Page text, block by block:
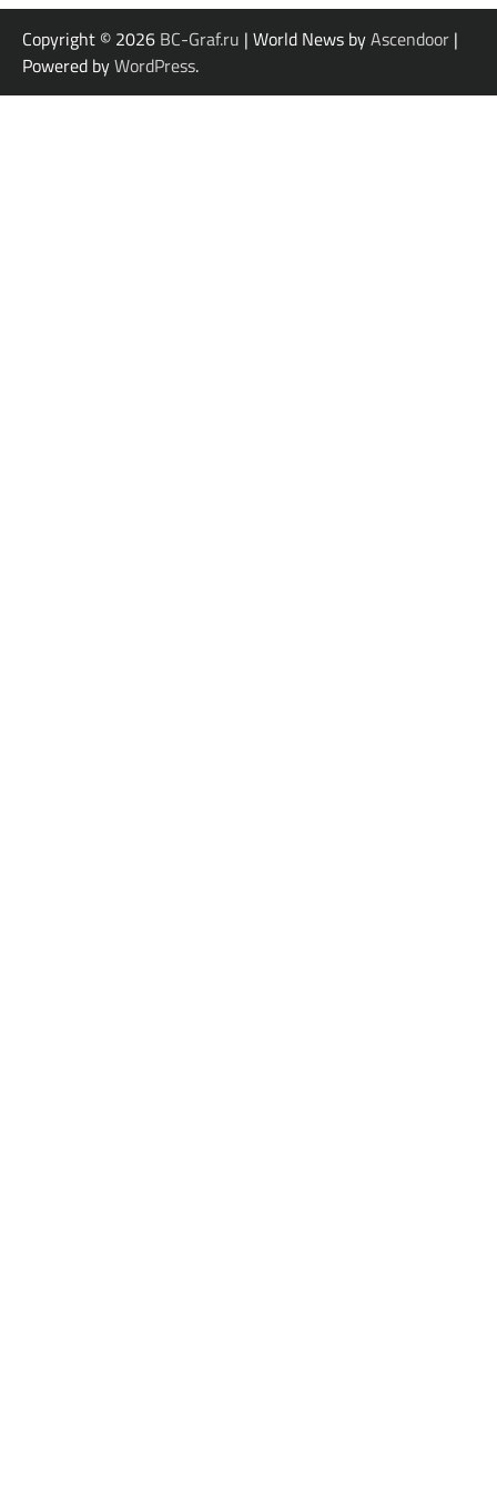
Copyright © 2026 BC-Graf.ru | World News byAscendoor |
Powered byWordPress.